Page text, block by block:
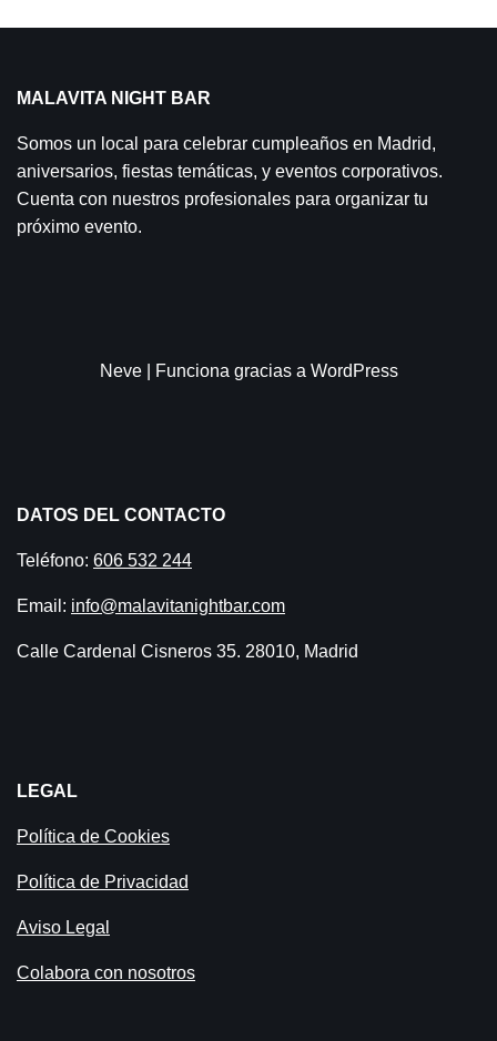
MALAVITA NIGHT BAR
Somos un local para celebrar cumpleaños en Madrid,
aniversarios, fiestas temáticas, y eventos corporativos.
Cuenta con nuestros profesionales para organizar tu
próximo evento.
Neve| Funciona gracias a WordPress
DATOS DEL CONTACTO
Teléfono: 606 532 244
Email: info@malavitanightbar.com
Calle Cardenal Cisneros 35. 28010, Madrid
LEGAL
Política de Cookies
Política de Privacidad
Aviso Legal
Colabora con nosotros